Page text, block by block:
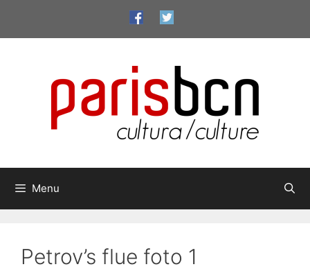
contenu
Menu
Petrov’s flue foto 1